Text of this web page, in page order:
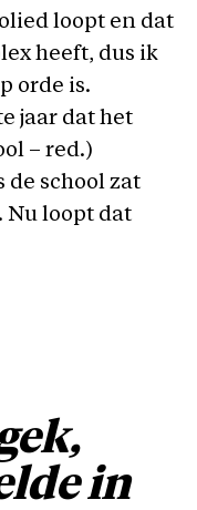
loopt en dat
heeft, dus ik
orde is.
jaar dat het
– red.)
de school zat
Nu loopt dat
in